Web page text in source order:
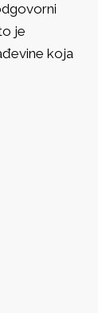
je
koja